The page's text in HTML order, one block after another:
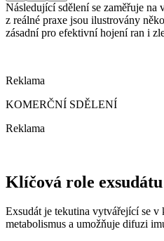
Následující sdělení se zaměřuje na
z reálné praxe jsou ilustrovány
zásadní pro efektivní hojení ran i
Reklama
KOMERČNÍ SDĚLENÍ
Reklama
Klíčová role exsudátu
Exsudát je tekutina vytvářející se
metabolismus a umožňuje difuzi